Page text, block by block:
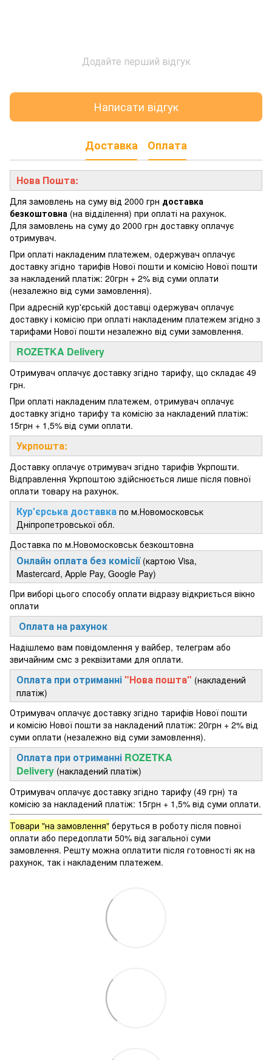
Додайте перший відгук
Написати відгук
Доставка Оплата
Нова Пошта:
Для замовлень на суму від 2000 грн доставка
безкоштовна (на відділення) при оплаті на рахунок.
Для замовлень на суму до 2000 грн доставку оплачує
отримувач.
При оплаті накладеним платежем, одержувач оплачує
доставку згідно тарифів Нової пошти и комісію Нової пошти
за накладений платіж: 20грн + 2% від суми оплати
(незалежно від суми замовлення).
При адресній кур'єрській доставці одержувач оплачує
доставку і комісію при оплаті накладеним платежем згідно з
тарифами Нової пошти незалежно від суми замовлення.
ROZETKA Delivery
Отримувач оплачує доставку згідно тарифу, що складає 49
грн.
При оплаті накладеним платежем, отримувач оплачує
доставку згідно тарифу та комісію за накладений платіж:
15грн + 1,5% від суми оплати.
Укрпошта:
Доставку оплачує отримувач згідно тарифів Укрпошти.
Відправлення Укрпоштою здійснюється лише після повної
оплати товару на рахунок.
Кур'єрська доставка по м.Новомосковськ
Дніпропетровської обл.
Доставка по м.Новомосковськ безкоштовна
Онлайн оплата без комісії(картою Visa,
Mastercard, Apple Pay, Google Pay)
При виборі цього способу оплати відразу відкриється вікно
оплати
Оплата на рахунок
Надішлемо вам повідомлення у вайбер, телеграм або
звичайним смс з реквізитами для оплати.
Оплата при отриманні"Нова пошта" (накладений
платіж)
Отримувач оплачує доставку згідно тарифів Нової пошти
и комісію Нової пошти за накладений платіж: 20грн + 2% від
суми оплати (незалежно від суми замовлення).
Оплата при отриманні ROZETKA
Delivery (накладений платіж)
Отримувач оплачує доставку згідно тарифу (49 грн) та
комісію за накладений платіж: 15грн + 1,5% від суми оплати.
Товари "на замовлення" беруться в роботу після повної
оплати або передоплати 50% від загальної суми
замовлення. Решту можна оплатити після готовності як на
рахунок, так і накладеним платежем.